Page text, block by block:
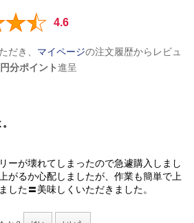
4.6
だき、 マイページの注文履歴からレビュ
分ポイント進呈
ーが壊れてしまったので急遽購入しまし
がるか心配しましたが、作業も簡単で上
した〓美味しくいただきました。